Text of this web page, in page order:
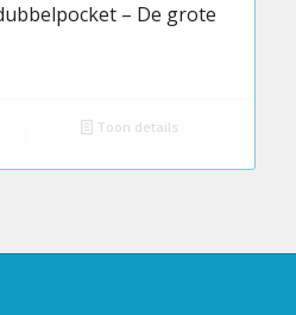
– De grote
Toon details